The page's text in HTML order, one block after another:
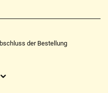
der Bestellung